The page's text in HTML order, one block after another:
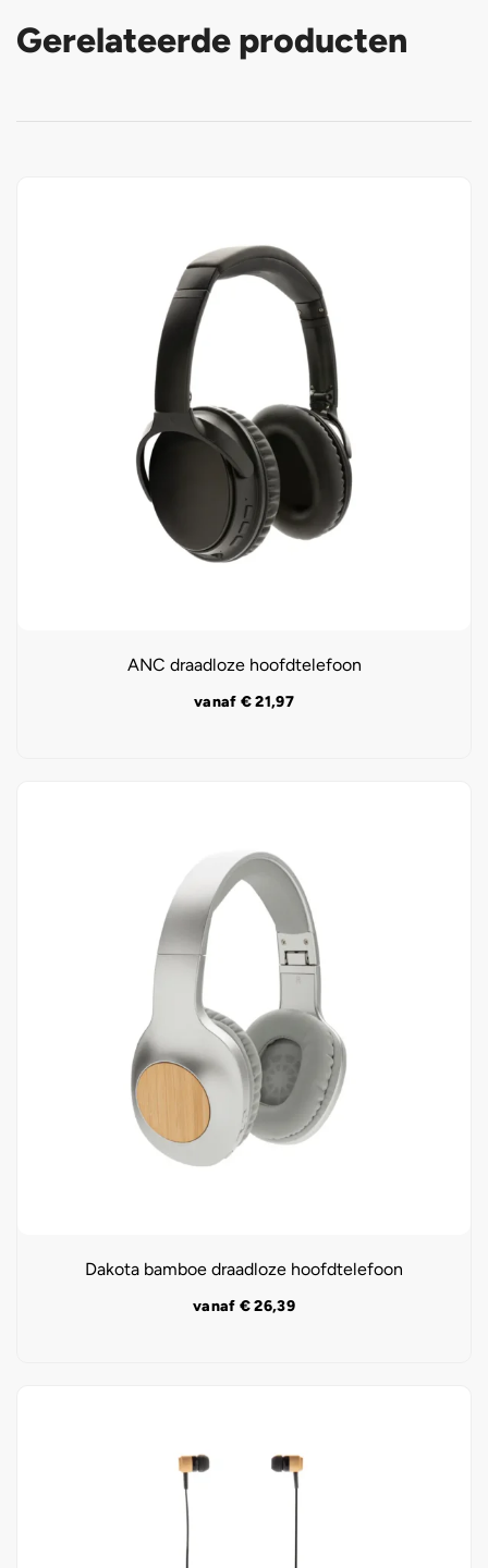
Gerelateerde producten
ANC draadloze hoofdtelefoon
vanaf €21,97
Dakota bamboe draadloze hoofdtelefoon
vanaf €26,39